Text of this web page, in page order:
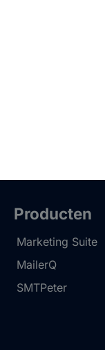
Producten
Marketing Suite
MailerQ
SMTPeter